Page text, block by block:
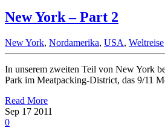
New York – Part 2
New York, Nordamerika, USA, Weltreise
In unserem zweiten Teil von New York
Park im Meatpacking-District, das 9/11
Read More
Sep 17 2011
0